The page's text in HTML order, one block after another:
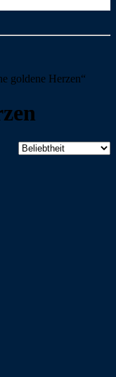
goldene Herzen“